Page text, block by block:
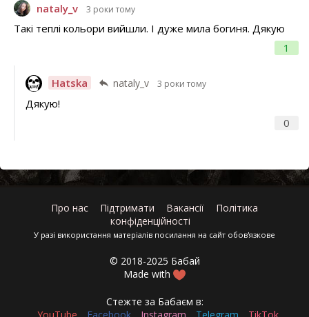
nataly_v 3 роки тому
1
Такі теплі кольори вийшли. І дуже мила богиня. Дякую
Hatska nataly_v 3 роки тому
0
Дякую!
Про нас Підтримати Вакансії
Політика
конфіденційності
У разі використання матеріалів посилання на сайт обов'язкове
© 2018-2025 Бабай
Made with
Стежте за Бабаєм в: